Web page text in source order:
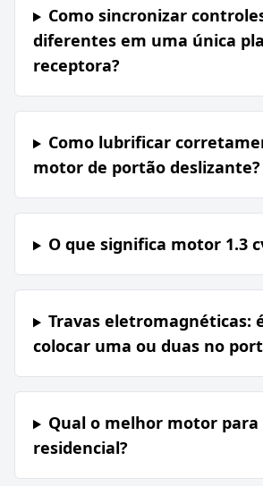
Como sincronizar
diferentes em uma única
receptora?
Como lubrificar
motor de portão deslizante?
O que significa motor 1.3
Travas eletromagnéticas:
colocar uma ou duas no
Qual o melhor motor
residencial?